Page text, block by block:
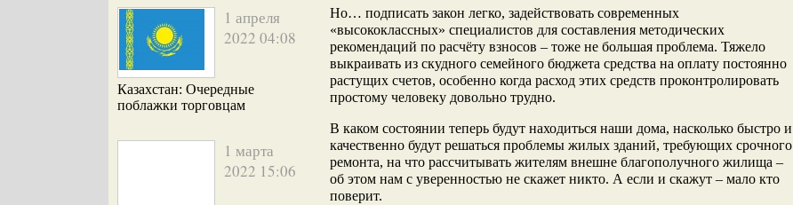
1 апреля
2022 04:08
Казахстан: Очередные
поблажки торговцам
1 марта
2022 15:06
Но… подписать закон легко, задействовать современных
«высококлассных» специалистов для составления методических
рекомендаций по расчёту взносов – тоже не большая проблема. Тяжело
выкраивать из скудного семейного бюджета средства на оплату постоянно
растущих счетов, особенно когда расход этих средств проконтролировать
простому человеку довольно трудно.
В каком состоянии теперь будут находиться наши дома, насколько быстро и
качественно будут решаться проблемы жилых зданий, требующих срочного
ремонта, на что рассчитывать жителям внешне благополучного жилища –
об этом нам с уверенностью не скажет никто. А если и скажут – мало кто
поверит.